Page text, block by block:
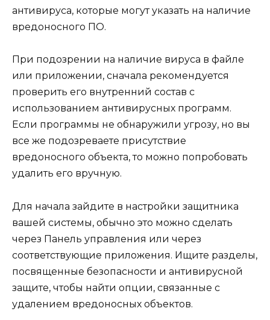
антивируса, которые могут указать на наличие
вредоносного ПО.
При подозрении на наличие вируса в файле
или приложении, сначала рекомендуется
проверить его внутренний состав с
использованием антивирусных программ.
Если программы не обнаружили угрозу, но вы
все же подозреваете присутствие
вредоносного объекта, то можно попробовать
удалить его вручную.
Для начала зайдите в настройки защитника
вашей системы, обычно это можно сделать
через Панель управления или через
соответствующие приложения. Ищите разделы,
посвященные безопасности и антивирусной
защите, чтобы найти опции, связанные с
удалением вредоносных объектов.